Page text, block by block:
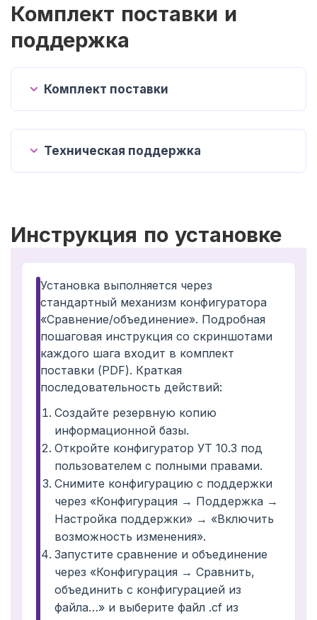
Комплект поставки и
поддержка
Комплект поставки
Техническая поддержка
Инструкция по установке
Установка выполняется через
стандартный механизм конфигуратора
«Сравнение/объединение». Подробная
пошаговая инструкция со скриншотами
каждого шага входит в комплект
поставки (PDF). Краткая
последовательность действий:
Создайте резервную копию
информационной базы.
Откройте конфигуратор УТ 10.3 под
пользователем с полными правами.
Снимите конфигурацию с поддержки
через «Конфигурация → Поддержка →
Настройка поддержки» → «Включить
возможность изменения».
Запустите сравнение и объединение
через «Конфигурация → Сравнить,
объединить с конфигурацией из
файла…» и выберите файл .cf из